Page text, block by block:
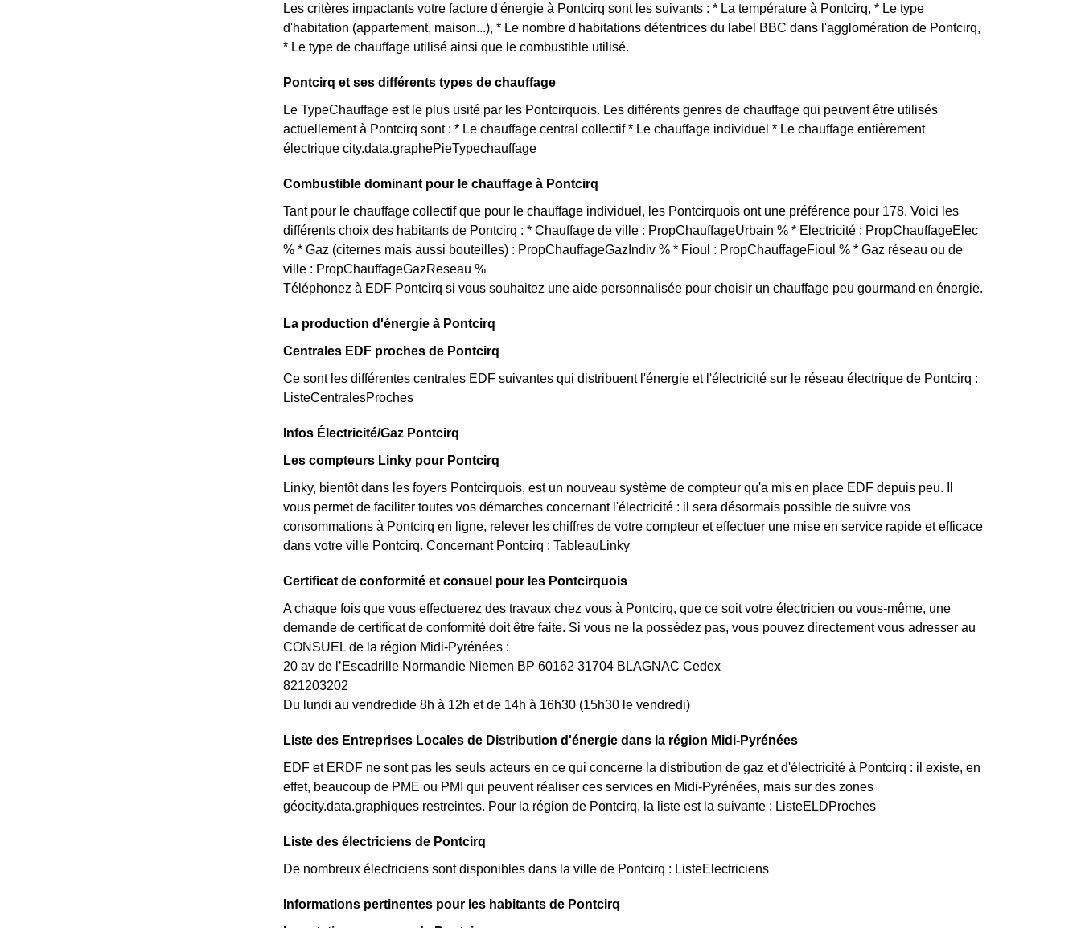
Les critères impactants votre facture d'énergie à Pontcirq sont les suivants : * La température à Pontcirq, * Le type
d'habitation (appartement, maison...), * Le nombre d'habitations détentrices du label BBC dans l'agglomération de Pontcirq,
* Le type de chauffage utilisé ainsi que le combustible utilisé.
Pontcirq et ses différents types de chauffage
Le TypeChauffage est le plus usité par les Pontcirquois. Les différents genres de chauffage qui peuvent être utilisés
actuellement à Pontcirq sont : * Le chauffage central collectif * Le chauffage individuel * Le chauffage entièrement
électrique city.data.graphePieTypechauffage
Combustible dominant pour le chauffage à Pontcirq
Tant pour le chauffage collectif que pour le chauffage individuel, les Pontcirquois ont une préférence pour 178. Voici les
différents choix des habitants de Pontcirq : * Chauffage de ville : PropChauffageUrbain % * Electricité : PropChauffageElec
% * Gaz (citernes mais aussi bouteilles) : PropChauffageGazIndiv % * Fioul : PropChauffageFioul % * Gaz réseau ou de
ville : PropChauffageGazReseau %
Téléphonez à EDF Pontcirq si vous souhaitez une aide personnalisée pour choisir un chauffage peu gourmand en énergie.
La production d'énergie à Pontcirq
Centrales EDF proches de Pontcirq
Ce sont les différentes centrales EDF suivantes qui distribuent l'énergie et l'électricité sur le réseau électrique de Pontcirq :
ListeCentralesProches
Infos Électricité/Gaz Pontcirq
Les compteurs Linky pour Pontcirq
Linky, bientôt dans les foyers Pontcirquois, est un nouveau système de compteur qu'a mis en place EDF depuis peu. Il
vous permet de faciliter toutes vos démarches concernant l'électricité : il sera désormais possible de suivre vos
consommations à Pontcirq en ligne, relever les chiffres de votre compteur et effectuer une mise en service rapide et efficace
dans votre ville Pontcirq. Concernant Pontcirq : TableauLinky
Certificat de conformité et consuel pour les Pontcirquois
A chaque fois que vous effectuerez des travaux chez vous à Pontcirq, que ce soit votre électricien ou vous-même, une
demande de certificat de conformité doit être faite. Si vous ne la possédez pas, vous pouvez directement vous adresser au
CONSUEL de la région Midi-Pyrénées :
20 av de l’Escadrille Normandie Niemen BP 60162 31704 BLAGNAC Cedex
821203202
Du lundi au vendredide 8h à 12h et de 14h à 16h30 (15h30 le vendredi)
Liste des Entreprises Locales de Distribution d'énergie dans la région Midi-Pyrénées
EDF et ERDF ne sont pas les seuls acteurs en ce qui concerne la distribution de gaz et d'électricité à Pontcirq : il existe, en
effet, beaucoup de PME ou PMI qui peuvent réaliser ces services en Midi-Pyrénées, mais sur des zones
géocity.data.graphiques restreintes. Pour la région de Pontcirq, la liste est la suivante : ListeELDProches
Liste des électriciens de Pontcirq
De nombreux électriciens sont disponibles dans la ville de Pontcirq : ListeElectriciens
Informations pertinentes pour les habitants de Pontcirq